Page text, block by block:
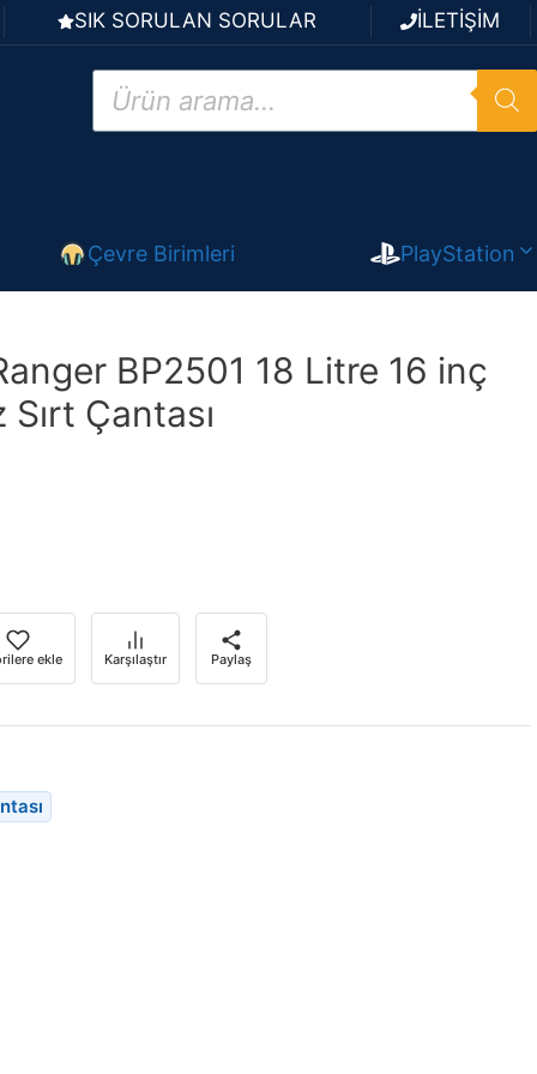
SIK SORULAN SORULAR İLETİŞİM
Products
search
Çevre Birimleri PlayStation
BP2501 18 Litre 16 inç
Çantası
ekle Karşılaştır Paylaş